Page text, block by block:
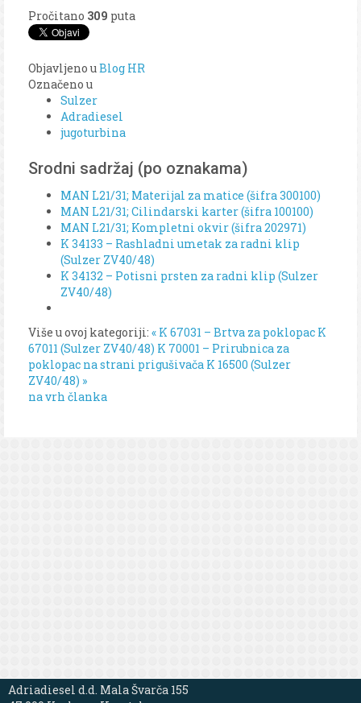
Pročitano 309 puta
Objavljeno uBlog HR
Označeno u
Sulzer
Adradiesel
jugoturbina
Srodni sadržaj (po oznakama)
MAN L21/31; Materijal za matice (šifra 300100)
MAN L21/31; Cilindarski karter (šifra 100100)
MAN L21/31; Kompletni okvir (šifra 202971)
K 34133 – Rashladni umetak za radni klip
(Sulzer ZV40/48)
K 34132 – Potisni prsten za radni klip (Sulzer
ZV40/48)
Više u ovoj kategoriji: « K 67031 – Brtva za poklopac K
67011 (Sulzer ZV40/48) K 70001 – Prirubnica za
poklopac na strani prigušivača K 16500 (Sulzer
ZV40/48) »
na vrh članka
Adriadiesel d.d. Mala Švarča 155